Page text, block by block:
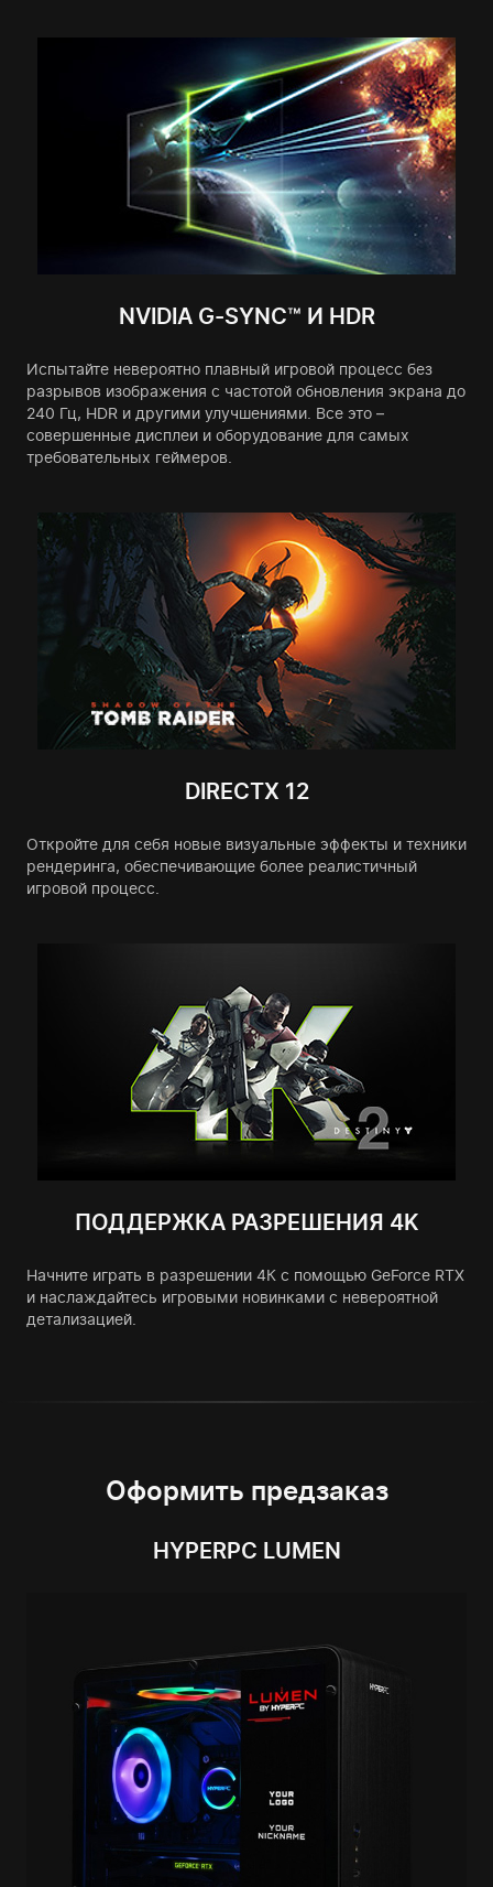
NVIDIA G-SYNC™ И HDR
Испытайте невероятно плавный игровой процесс без
разрывов изображения с частотой обновления экрана до
240 Гц, HDR и другими улучшениями. Все это –
совершенные дисплеи и оборудование для самых
требовательных геймеров.
DIRECTX 12
Откройте для себя новые визуальные эффекты и техники
рендеринга, обеспечивающие более реалистичный
игровой процесс.
ПОДДЕРЖКА РАЗРЕШЕНИЯ 4K
Начните играть в разрешении 4К с помощью GeForce RTX
и наслаждайтесь игровыми новинками с невероятной
детализацией.
Оформить предзаказ
HYPERPC LUMEN